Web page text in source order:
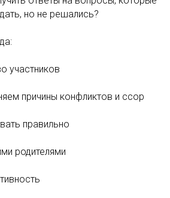
но не решались?
участников
причины конфликтов и ссор
правильно
родителями